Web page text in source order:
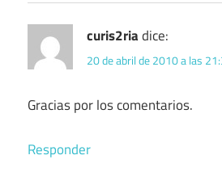
curis2riadice:
20 de abril de 2010 a las
Gracias por los comentarios.
Responder